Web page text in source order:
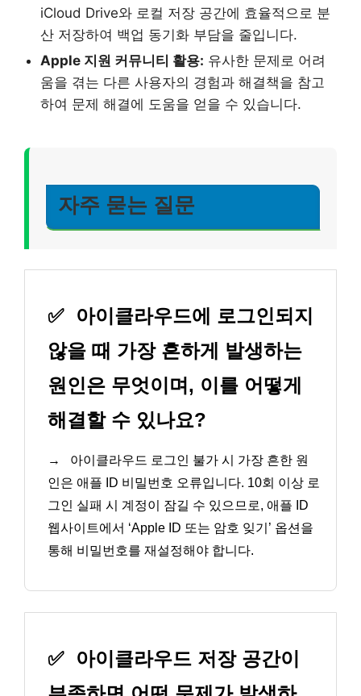
iCloud Drive와 로컬 저장 공간에 효율적으로 분
산 저장하여 백업 동기화 부담을 줄입니다.
Apple 지원 커뮤니티 활용: 유사한 문제로 어려
움을 겪는 다른 사용자의 경험과 해결책을 참고
하여 문제 해결에 도움을 얻을 수 있습니다.
자주 묻는 질문
✅
아이클라우드에 로그인되지
않을 때 가장 흔하게 발생하는
원인은 무엇이며, 이를 어떻게
해결할 수 있나요?
→
아이클라우드 로그인 불가 시 가장 흔한 원
인은 애플 ID 비밀번호 오류입니다. 10회 이상 로
그인 실패 시 계정이 잠길 수 있으므로, 애플 ID
웹사이트에서 ‘Apple ID 또는 암호 잊기’ 옵션을
통해 비밀번호를 재설정해야 합니다.
✅
아이클라우드 저장 공간이